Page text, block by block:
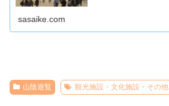
sasaike.com
山陰遊覧 観光施設・文化施設・その他